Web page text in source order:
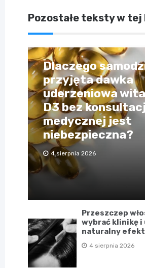
Pozostałe teksty w
Dlaczego
przyjęta dawka
uderzeniowa
D3 bez
medycznej jest
niebezpieczna?
4 sierpnia 2026
Przeszczep
wybrać klinikę i
naturalny
4 sierpnia 2026